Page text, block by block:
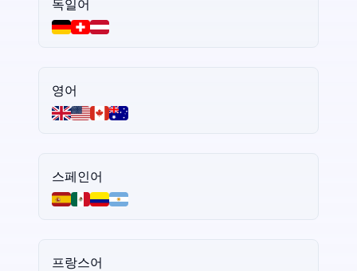
독일어
영어
스페인어
프랑스어